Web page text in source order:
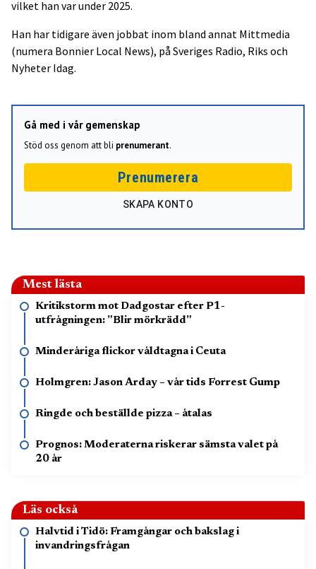
vilket han var under 2025.
Han har tidigare även jobbat inom bland annat Mittmedia
(numera Bonnier Local News), på Sveriges Radio, Riks och
Nyheter Idag.
Gå med i vår gemenskap
Stöd oss genom att bli prenumerant.
Prenumerera
SKAPA KONTO
Mest lästa
Kritikstorm mot Dadgostar efter P1-
utfrågningen: ”Blir mörkrädd”
Minderåriga flickor våldtagna i Ceuta
Holmgren: Jason Arday – vår tids Forrest Gump
Ringde och beställde pizza – åtalas
Prognos: Moderaterna riskerar sämsta valet på
20 år
Läs också
Halvtid i Tidö: Framgångar och bakslag i
invandringsfrågan